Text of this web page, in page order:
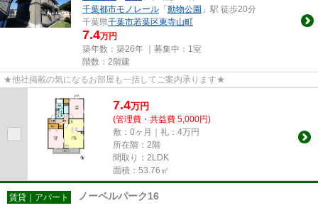
千葉都市モノレール 「 動物公園 」駅 徒歩20分
千葉県千葉市若葉区東寺山町
7.4万円
築年数：築26年 ｜募集中： 1室
階数：2階建
★他社掲載の気になるお部屋も一括してご案内承ります★
7.4万円
(管理費・共益費 5,000円)
敷：0ヶ月｜礼：4万円
所在階：2階
間取り：2LDK
面積：53.76㎡
賃貸｜アパート ノーベルパーク16